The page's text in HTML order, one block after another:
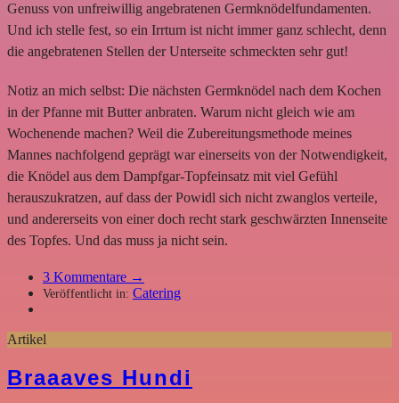
Genuss von unfreiwillig angebratenen Germknödelfundamenten.
Und ich stelle fest, so ein Irrtum ist nicht immer ganz schlecht, denn
die angebratenen Stellen der Unterseite schmeckten sehr gut!
Notiz an mich selbst: Die nächsten Germknödel nach dem Kochen
in der Pfanne mit Butter anbraten. Warum nicht gleich wie am
Wochenende machen? Weil die Zubereitungsmethode meines
Mannes nachfolgend geprägt war einerseits von der Notwendigkeit,
die Knödel aus dem Dampfgar-Topfeinsatz mit viel Gefühl
herauszukratzen, auf dass der Powidl sich nicht zwanglos verteile,
und andererseits von einer doch recht stark geschwärzten Innenseite
des Topfes. Und das muss ja nicht sein.
3 Kommentare →
Veröffentlicht in: Catering
Artikel
Braaaves Hundi